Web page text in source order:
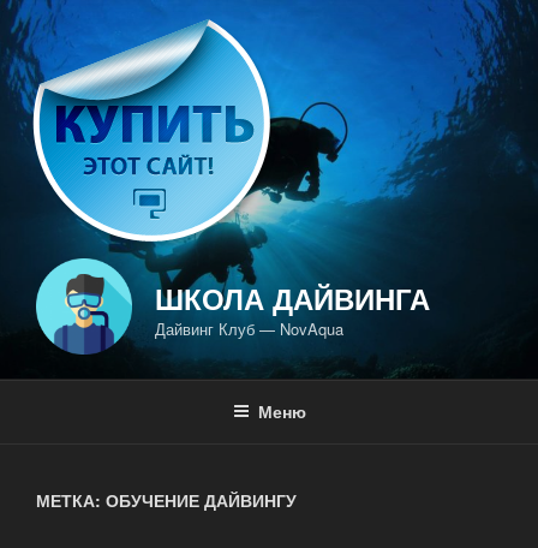
Перейти
к
содержимому
ШКОЛА ДАЙВИНГА
Дайвинг Клуб — NovAqua
Меню
МЕТКА: ОБУЧЕНИЕ ДАЙВИНГУ